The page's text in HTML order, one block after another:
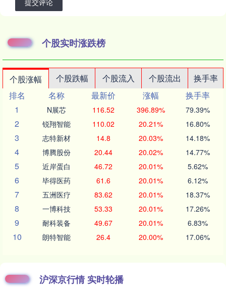
个股实时涨跌榜
个股涨幅 个股跌幅 个股流入 个股流出
换手率
排名
名称 最新价 涨幅
换手率
1
N展芯 116.52 396.89% 79.39%
2 锐翔智能 110.02 20.21% 16.80%
3 志特新材 14.8 20.03% 14.18%
4 博腾股份 20.44 20.02% 14.77%
5 近岸蛋白 46.72 20.01% 5.62%
6 毕得医药 61.6 20.01% 6.12%
7 五洲医疗 83.62 20.01% 18.37%
8 一博科技 53.33 20.01% 17.26%
9 耐科装备 49.67 20.01% 6.83%
10 朗特智能 26.4 20.00% 17.06%
沪深京行情 实时轮播